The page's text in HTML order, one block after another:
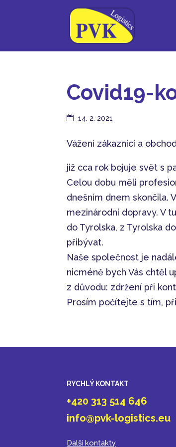
Covid19-
14. 2. 2021
Vážení zákaznící a
již cca rok bojuje svět s
Celou dobu měli
dnešním dnem skončila.
mezinárodní dopravy. V
do Tyrolska, z Tyrolska
přibývat.
Naše společnost je
nicméně bych Vás chtěl
z důvodu: zdržení při
Prosím počítejte s tím,
RYCHLÝ KONTAKT
+420 313 514 646
info@pvk-logistics.eu
Další kontakty